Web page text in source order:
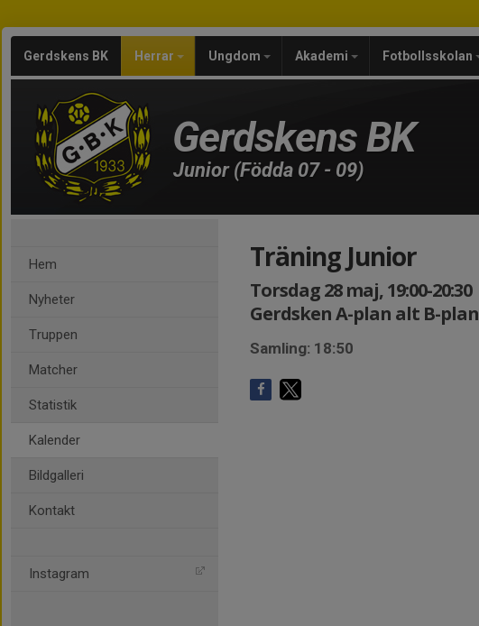
Gerdskens BK Herrar Ungdom Akademi Fotbollsskolan
Gerdskens BK
Junior (Födda 07 - 09)
Hem
Nyheter
Truppen
Matcher
Statistik
Kalender
Bildgalleri
Kontakt
Instagram
Träning Junior
Torsdag 28 maj, 19:00-20:30
Gerdsken A-plan alt B-plan
Samling: 18:50